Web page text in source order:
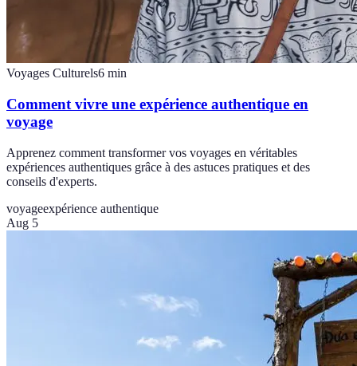
Voyages Culturels6 min
Comment vivre une expérience authentique en
voyage
Apprenez comment transformer vos voyages en véritables
expériences authentiques grâce à des astuces pratiques et des
conseils d'experts.
voyageexpérience authentique
Aug 5